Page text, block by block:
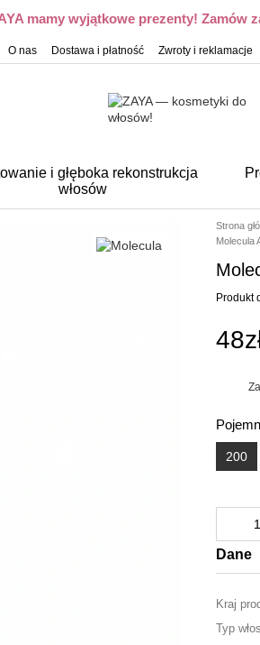
mamy wyjątkowe prezenty! Zamów
O nas Dostawa i płatność Zwroty i reklamacje
i głęboka rekonstrukcja
włosów
Strona
Molecula
Produkt
200
Dane
Kraj
Typ